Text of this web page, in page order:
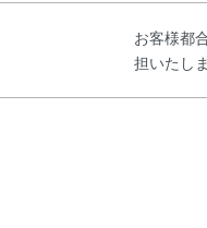
お客様都
担いたし